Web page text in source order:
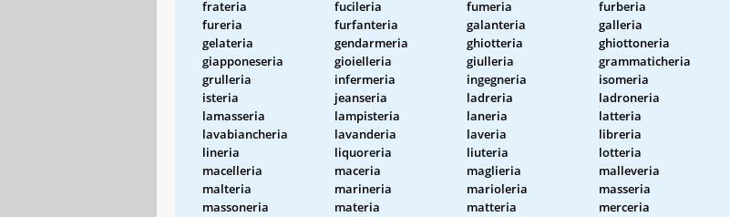
frateria
fucileria fumeria
furberia
fureria
furfanteria galanteria
galleria
gelateria
gendarmeria ghiotteria
ghiottoneria
giapponeseria
gioielleria giulleria
grammaticheria
grulleria
infermeria ingegneria
isomeria
isteria
jeanseria ladreria
ladroneria
lamasseria
lampisteria laneria
latteria
lavabiancheria
lavanderia laveria
libreria
lineria
liquoreria liuteria
lotteria
macelleria
maceria maglieria
malleveria
malteria
marineria marioleria
masseria
massoneria
materia matteria
merceria